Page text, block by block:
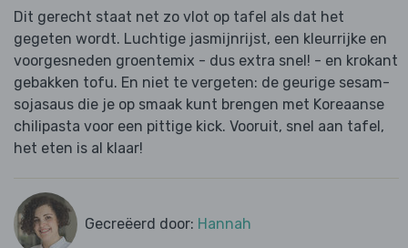
Dit gerecht staat net zo vlot op tafel als dat het
gegeten wordt. Luchtige jasmijnrijst, een kleurrijke en
voorgesneden groentemix - dus extra snel! - en krokant
gebakken tofu. En niet te vergeten: de geurige sesam-
sojasaus die je op smaak kunt brengen met Koreaanse
chilipasta voor een pittige kick. Vooruit, snel aan tafel,
het eten is al klaar!
Gecreëerd door: Hannah